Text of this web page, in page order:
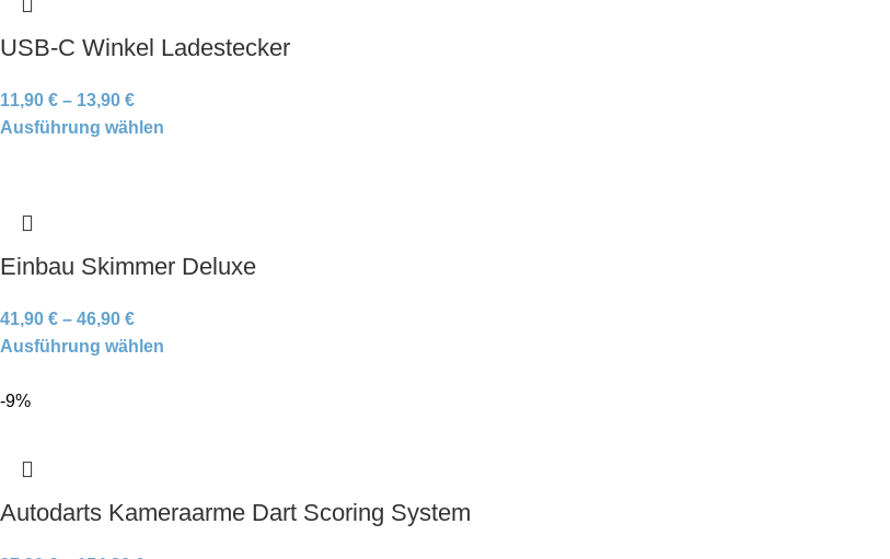
USB-C Winkel Ladestecker
11,90 € – 13,90 €
Ausführung wählen
Einbau Skimmer Deluxe
41,90 € – 46,90 €
Ausführung wählen
-9%
Autodarts Kameraarme Dart Scoring System